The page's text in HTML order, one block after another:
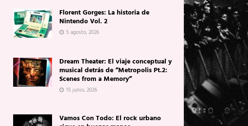
Florent Gorges: La historia de
Nintendo Vol. 2
5 agosto, 2026
Dream Theater: El viaje conceptual y
musical detrás de “Metropolis Pt.2:
Scenes from a Memory”
15 junio, 2026
Vamos Con Todo: El rock urbano